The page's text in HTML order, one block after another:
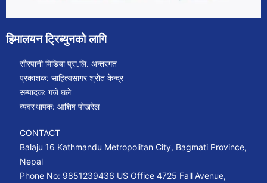
हिमालयन ट्रिब्युनको लागि
सौरपानी मिडिया प्रा.लि. अन्तरगत
प्रकाशक: साहित्यसागर श्रोत केन्द्र
सम्पादक: गजे घले
व्यवस्थापक: आशिष पोखरेल
CONTACT
Balaju 16 Kathmandu Metropolitan City, Bagmati Province,
Nepal
Phone No: 9851239436 US Office 4725 Fall Avenue,